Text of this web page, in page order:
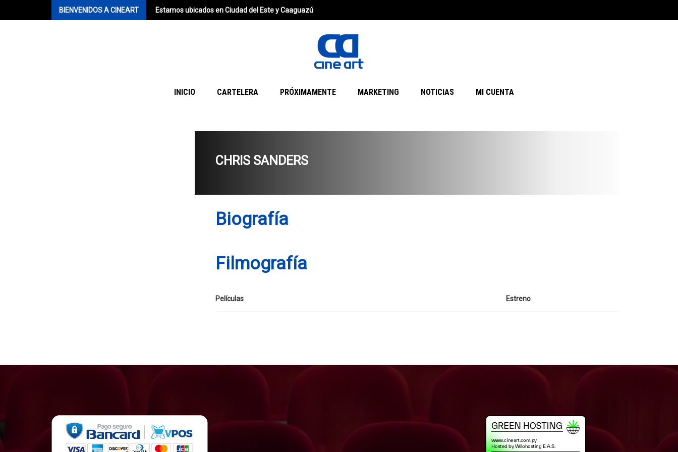
BIENVENIDOS A CINEART Estamos ubicados en Ciudad del Este y Caaguazú
INICIO CARTELERA PRÓXIMAMENTE MARKETING NOTICIAS MI CUENTA
CHRIS SANDERS
Biografía
Filmografía
Películas Estreno